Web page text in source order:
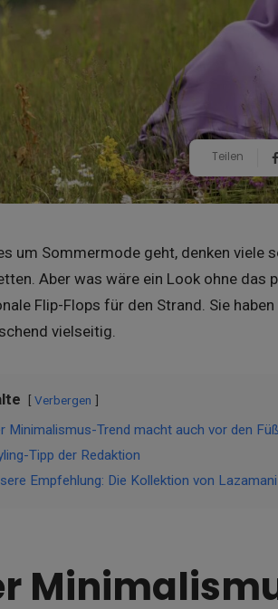
Teilen
um Sommermode geht, denken
Aber was wäre ein Look ohne das
Flip-Flops für den Strand. Sie
vielseitig.
Verbergen
Minimalismus-Trend macht auch vor den
Tipp der Redaktion
Empfehlung: Die Kollektion von Lazamani